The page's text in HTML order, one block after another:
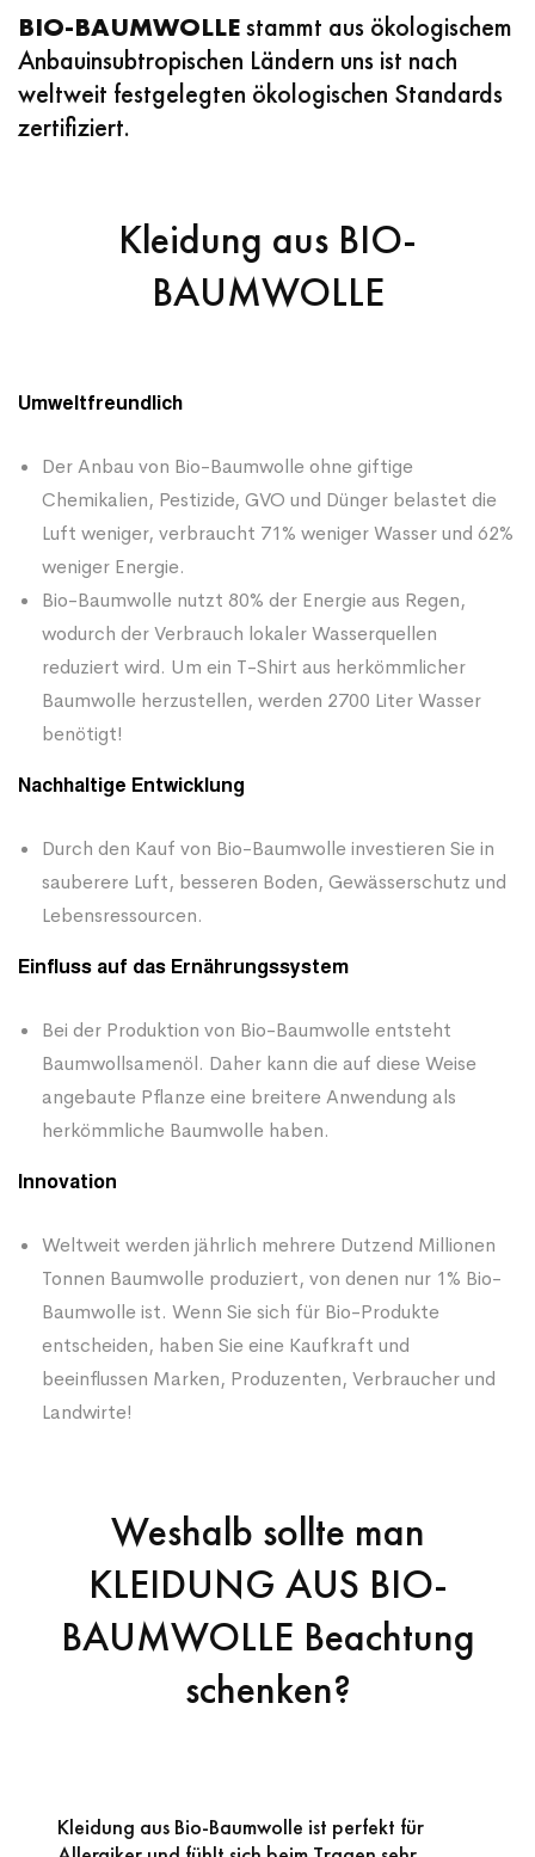
BIO-BAUMWOLLEstammt aus ökologischem
Anbauinsubtropischen Ländern uns ist nach
weltweit festgelegten ökologischen Standards
zertifiziert.
Kleidung aus BIO-
BAUMWOLLE
Umweltfreundlich
Der Anbau von Bio-Baumwolle ohne giftige
Chemikalien, Pestizide, GVO und Dünger belastet die
Luft weniger, verbraucht 71% weniger Wasser und 62%
weniger Energie.
Bio-Baumwolle nutzt 80% der Energie aus Regen,
wodurch der Verbrauch lokaler Wasserquellen
reduziert wird. Um ein T-Shirt aus herkömmlicher
Baumwolle herzustellen, werden 2700 Liter Wasser
benötigt!
Nachhaltige Entwicklung
Durch den Kauf von Bio-Baumwolle investieren Sie in
sauberere Luft, besseren Boden, Gewässerschutz und
Lebensressourcen.
Einfluss auf das Ernährungssystem
Bei der Produktion von Bio-Baumwolle entsteht
Baumwollsamenöl. Daher kann die auf diese Weise
angebaute Pflanze eine breitere Anwendung als
herkömmliche Baumwolle haben.
Innovation
Weltweit werden jährlich mehrere Dutzend Millionen
Tonnen Baumwolle produziert, von denen nur 1% Bio-
Baumwolle ist. Wenn Sie sich für Bio-Produkte
entscheiden, haben Sie eine Kaufkraft und
beeinflussen Marken, Produzenten, Verbraucher und
Landwirte!
Weshalb sollte man
KLEIDUNG AUS BIO-
BAUMWOLLE Beachtung
schenken?
Kleidung aus Bio-Baumwolle ist perfekt für